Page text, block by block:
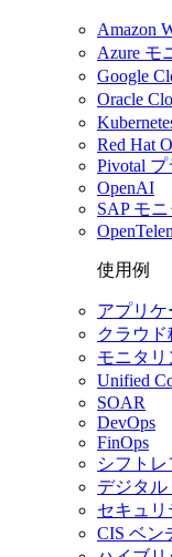
Amazon
Azure モ
Google
Oracle
Red Hat
Pivotal
OpenAI
SAP モ
使用例
アプリケ
クラウド
モニタリ
Unified
SOAR
DevOps
FinOps
シフトレ
デジタ
セキュ
CIS ベン